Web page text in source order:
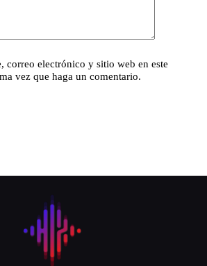
correo electrónico y sitio web en este
vez que haga un comentario.